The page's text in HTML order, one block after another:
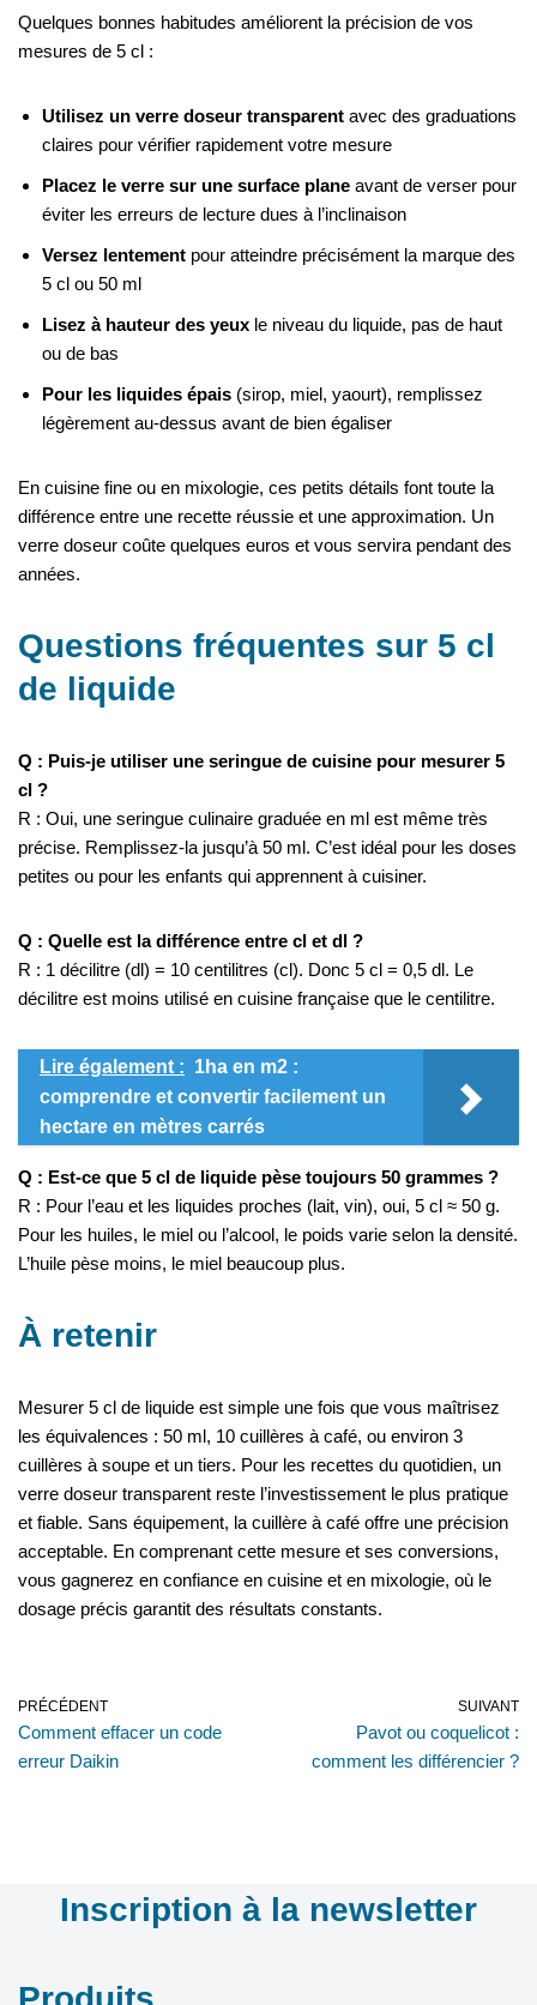
Quelques bonnes habitudes améliorent la précision de vos
mesures de 5 cl :
Utilisez un verre doseur transparent avec des graduations
claires pour vérifier rapidement votre mesure
Placez le verre sur une surface plane avant de verser pour
éviter les erreurs de lecture dues à l’inclinaison
Versez lentement pour atteindre précisément la marque des
5 cl ou 50 ml
Lisez à hauteur des yeux le niveau du liquide, pas de haut
ou de bas
Pour les liquides épais (sirop, miel, yaourt), remplissez
légèrement au-dessus avant de bien égaliser
En cuisine fine ou en mixologie, ces petits détails font toute la
différence entre une recette réussie et une approximation. Un
verre doseur coûte quelques euros et vous servira pendant des
années.
Questions fréquentes sur 5 cl
de liquide
Q : Puis-je utiliser une seringue de cuisine pour mesurer 5
cl ?
R : Oui, une seringue culinaire graduée en ml est même très
précise. Remplissez-la jusqu’à 50 ml. C’est idéal pour les doses
petites ou pour les enfants qui apprennent à cuisiner.
Q : Quelle est la différence entre cl et dl ?
R : 1 décilitre (dl) = 10 centilitres (cl). Donc 5 cl = 0,5 dl. Le
décilitre est moins utilisé en cuisine française que le centilitre.
Lire également : 1ha en m2 :
comprendre et convertir facilement un
hectare en mètres carrés
Q : Est-ce que 5 cl de liquide pèse toujours 50 grammes ?
R : Pour l’eau et les liquides proches (lait, vin), oui, 5 cl ≈ 50 g.
Pour les huiles, le miel ou l’alcool, le poids varie selon la densité.
L’huile pèse moins, le miel beaucoup plus.
À retenir
Mesurer 5 cl de liquide est simple une fois que vous maîtrisez
les équivalences : 50 ml, 10 cuillères à café, ou environ 3
cuillères à soupe et un tiers. Pour les recettes du quotidien, un
verre doseur transparent reste l’investissement le plus pratique
et fiable. Sans équipement, la cuillère à café offre une précision
acceptable. En comprenant cette mesure et ses conversions,
vous gagnerez en confiance en cuisine et en mixologie, où le
dosage précis garantit des résultats constants.
PRÉCÉDENT
Comment effacer un code
erreur Daikin
SUIVANT
Pavot ou coquelicot :
comment les différencier ?
Inscription à la newsletter